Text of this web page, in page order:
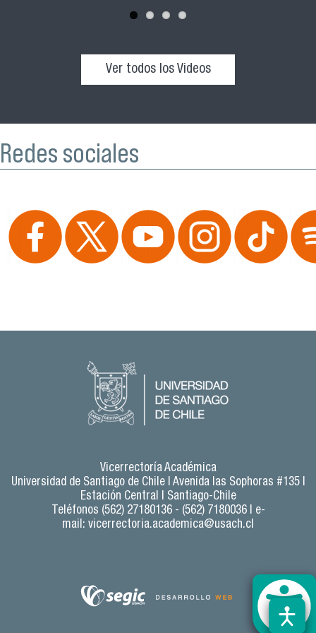
Ver todos los Videos
Redes sociales
Vicerrectoría Académica
Universidad de Santiago de Chile | Avenida las Sophoras #135 |
Estación Central | Santiago-Chile
Teléfonos (562) 27180136 - (562) 7180036 | e-
mail: vicerrectoria.academica@usach.cl